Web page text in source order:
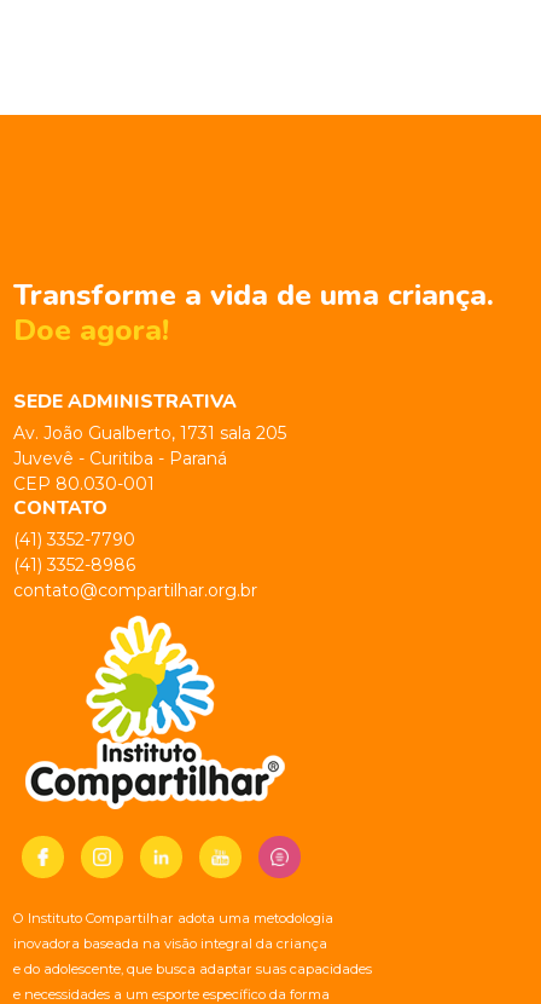
Transforme a vida de uma criança.
Doe agora!
SEDE ADMINISTRATIVA
Av. João Gualberto, 1731 sala 205
Juvevê - Curitiba - Paraná
CEP 80.030-001
CONTATO
(41) 3352-7790
(41) 3352-8986
contato@compartilhar.org.br
O Instituto Compartilhar adota uma metodologia
inovadora baseada na visão integral da criança
e do adolescente, que busca adaptar suas capacidades
e necessidades a um esporte específico da forma